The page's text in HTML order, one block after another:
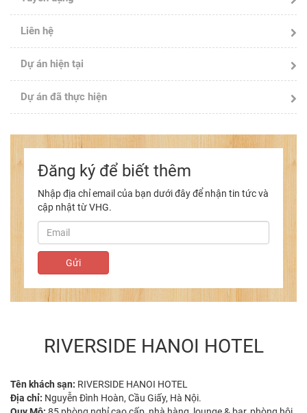
Liên hệ
Dự án hiện tại
Dự án đã thực hiện
Đăng ký để biết thêm
Nhập địa chỉ email của bạn dưới đây để nhận tin tức và
cập nhật từ VHG.
RIVERSIDE HANOI HOTEL
Tên khách sạn: RIVERSIDE HANOI HOTEL
Địa chỉ: Nguyễn Đình Hoàn, Cầu Giấy, Hà Nội.